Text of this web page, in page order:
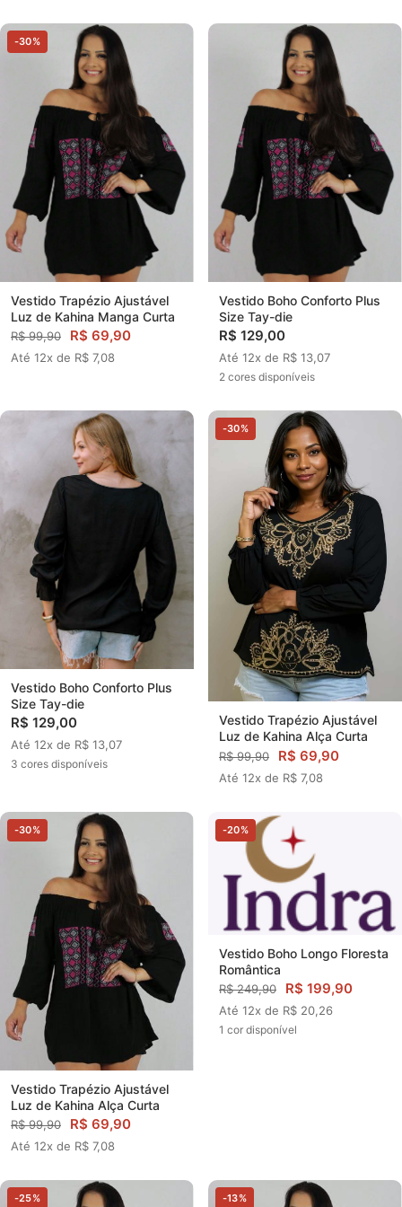
-30%
Vestido Trapézio Ajustável
Luz de Kahina Manga Curta
R$ 99,90 R$ 69,90
Até 12x de R$ 7,08
Vestido Boho Conforto Plus
Size Tay-die
R$ 129,00
Até 12x de R$ 13,07
2 cores disponíveis
Vestido Boho Conforto Plus
Size Tay-die
R$ 129,00
Até 12x de R$ 13,07
3 cores disponíveis
-30%
Vestido Trapézio Ajustável
Luz de Kahina Alça Curta
R$ 99,90 R$ 69,90
Até 12x de R$ 7,08
-30%
Vestido Trapézio Ajustável
Luz de Kahina Alça Curta
R$ 99,90 R$ 69,90
Até 12x de R$ 7,08
-20%
Vestido Boho Longo Floresta
Romântica
R$ 249,90 R$ 199,90
Até 12x de R$ 20,26
1 cor disponível
-25% -13%